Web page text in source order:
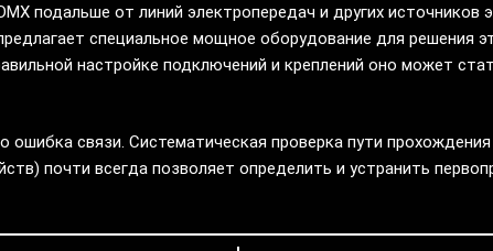
подальше от линий электропередач и других источников
специальное мощное оборудование для решения
настройке подключений и креплений оно может
связи. Систематическая проверка пути
почти всегда позволяет определить и устранить